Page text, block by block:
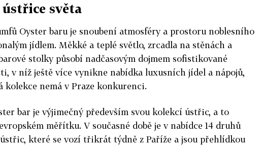
světa
Oyster baru je snoubení atmosféry a prostoru noblesního
jídlem. Měkké a teplé světlo, zrcadla na stěnách a
stolky působí nadčasovým dojmem sofistikované
v níž ještě více vynikne nabídka luxusních jídel a nápojů,
kolekce nemá v Praze konkurenci.
bar je výjimečný především svou kolekcí ústřic, a to
měřítku. V současné době je v nabídce 14 druhů
které se vozí třikrát týdně z Paříže a jsou přehlídkou